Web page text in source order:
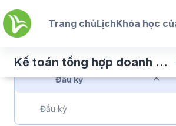
Chuyển tới nội dung chính
Trang chủLịchKhóa học
Kế toán tổng hợp doanh nghiệp Vận Tải San Lấp
Bắt đầu học Rút
Đầu kỳ Rút
Đầu kỳ